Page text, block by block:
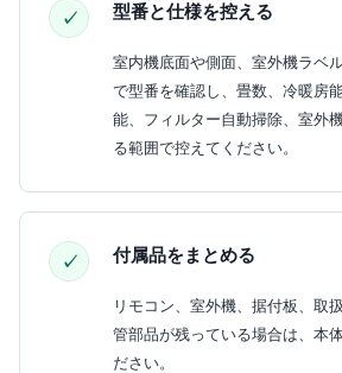
型番と仕様を控える
室内機底面や側面、室外機ラベ
で型番を確認し、畳数、冷暖房
能、フィルター自動掃除、室外
る範囲で控えてください。
付属品をまとめる
リモコン、室外機、据付板、取
管部品が残っている場合は、本
ださい。